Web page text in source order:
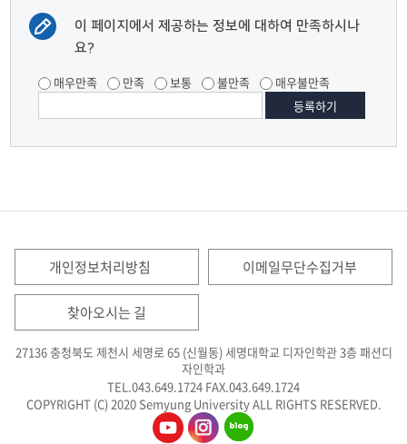
이 페이지에서 제공하는 정보에 대하여 만족하시나
요?
매우만족 만족 보통 불만족 매우불만족
개인정보처리방침 이메일무단수집거부
찾아오시는 길
27136 충청북도 제천시 세명로 65 (신월동) 세명대학교 디자인학관 3층 패션디
자인학과
TEL.043.649.1724 FAX.043.649.1724
COPYRIGHT (C) 2020 Semyung University ALL RIGHTS RESERVED.